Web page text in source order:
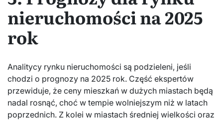
nieruchomości na 2025
rok
Analitycy rynku nieruchomości są podzieleni, jeśli
chodzi o prognozy na 2025 rok. Część ekspertów
przewiduje, że ceny mieszkań w dużych miastach będą
nadal rosnąć, choć w tempie wolniejszym niż w latach
poprzednich. Z kolei w miastach średniej wielkości oraz